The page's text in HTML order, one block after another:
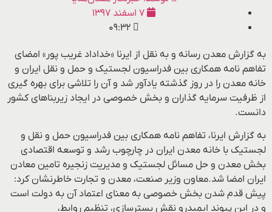
۷ اسفند ۱۳۹۷
۰۹:۳۲
به گزارش معدن رسانه و به نقل از ایرنا «خداداد غریب پور» امضای
تفاهم نامه همکاری بین فدراسیون لجستیک و حمل و نقل ایران و
خانه معدن را در روز گذشته یادآور شد و آن را تلاشی برای بهره گیری
از ظرفیت سرمایه گذاران و بخش خصوصی در ایجاد زیربناهای کشور
دانست.
به گزارش ایرنا، تفاهم نامه همکاری بین فدراسیون حمل و نقل و
لجستیک با خانه معدن ایران در چارچوب رشد و توسعه اقتصادی
بخش معدن و حل مسائل لجستیک و مدیریت زنجیره تامین معادن
ایران امضا شد.معاون وزیر صنعت، معدن و تجارت خاطرنشان کرد:
پیش قدم شدن بخش خصوصی به معنای اعتماد آن به دولت است
و در این پیوند ایمیدرو نقش بسترسازی، تنظیم روابط،